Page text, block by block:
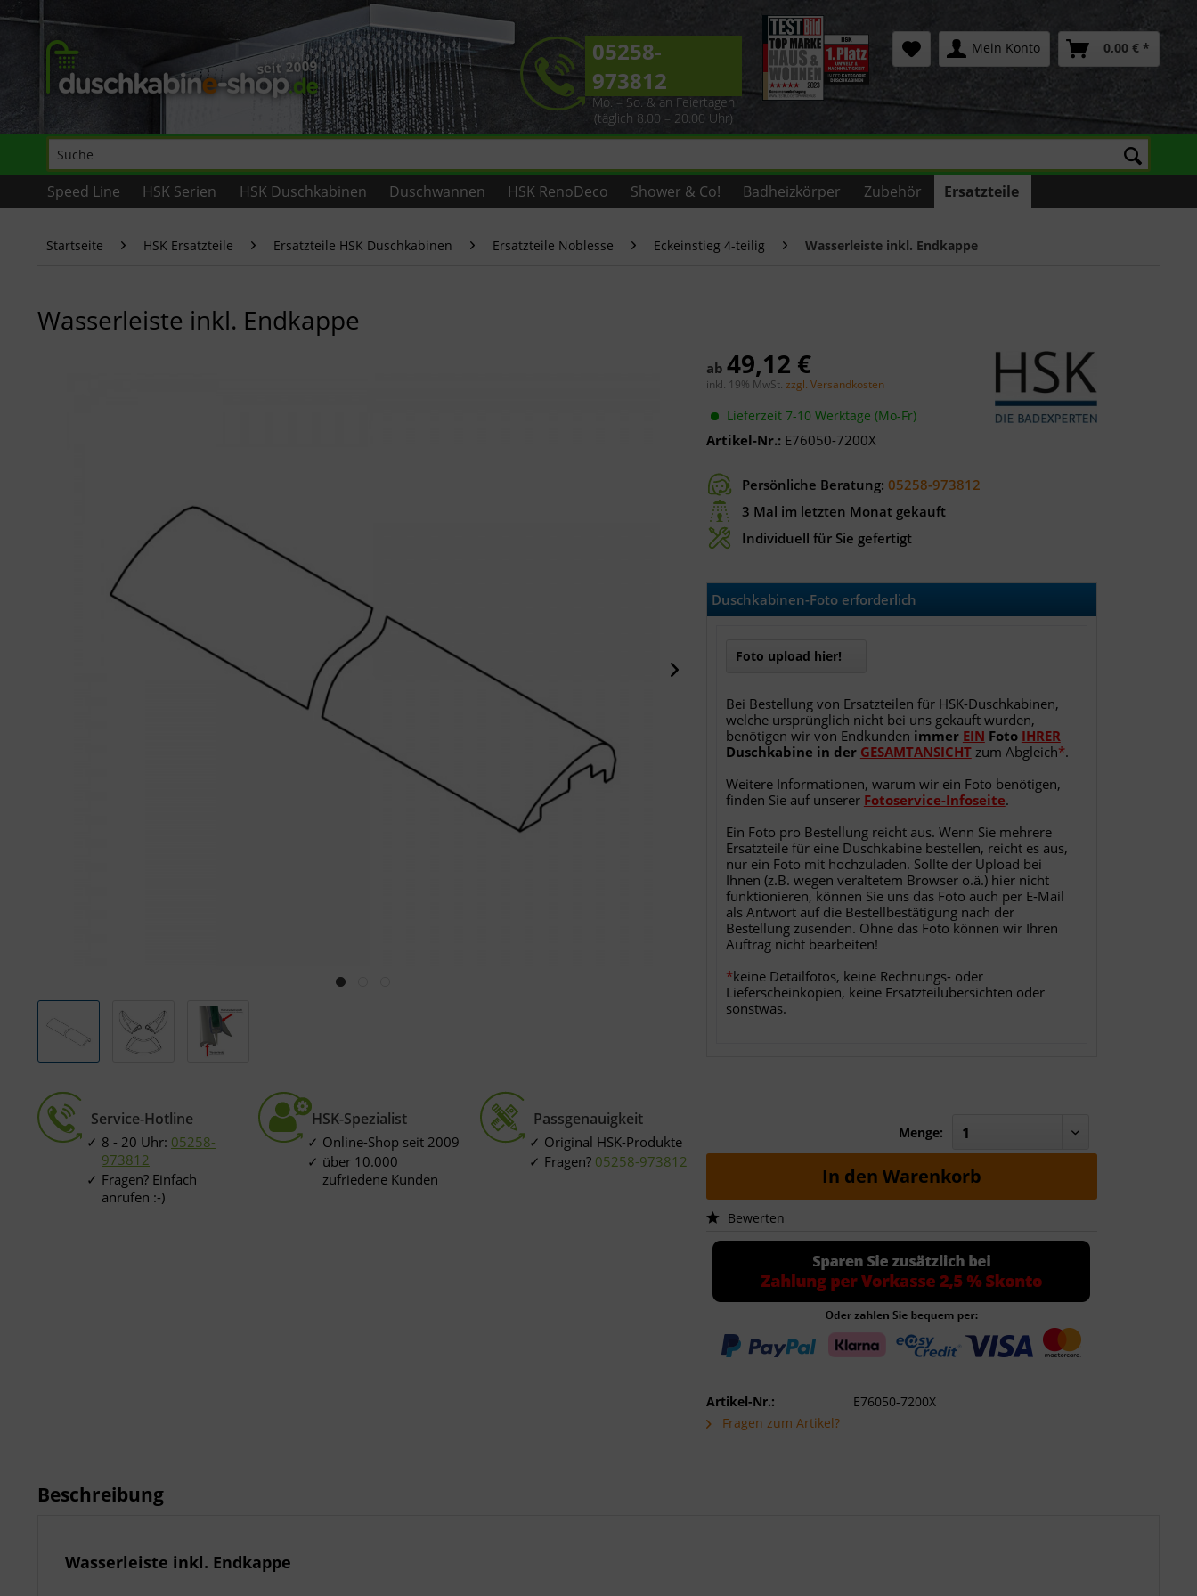
05258-
973812
Mo. – So. & an Feiertagen
(täglich 8.00 – 20.00 Uhr)
Mein Konto 0,00 € *
Speed Line HSK Serien HSK Duschkabinen Duschwannen HSK RenoDeco Shower & Co! Badheizkörper Zubehör Ersatzteile
Startseite HSK Ersatzteile Ersatzteile HSK Duschkabinen Ersatzteile Noblesse Eckeinstieg 4-teilig Wasserleiste inkl. Endkappe
Wasserleiste inkl. Endkappe
Service-Hotline
8 - 20 Uhr: 05258-
973812
Fragen? Einfach
anrufen :-)
HSK-Spezialist
Online-Shop seit 2009
über 10.000
zufriedene Kunden
Passgenauigkeit
Original HSK-Produkte
Fragen? 05258-973812
ab 49,12 €
inkl. 19% MwSt. zzgl. Versandkosten
Lieferzeit 7-10 Werktage (Mo-Fr)
Artikel-Nr.: E76050-7200X
Persönliche Beratung: 05258-973812
3 Mal im letzten Monat gekauft
Individuell für Sie gefertigt
Duschkabinen-Foto erforderlich
Foto upload hier!
Bei Bestellung von Ersatzteilen für HSK-Duschkabinen,
welche ursprünglich nicht bei uns gekauft wurden,
benötigen wir von Endkunden immer EIN Foto IHRER
Duschkabine in der GESAMTANSICHTzum Abgleich*.
Weitere Informationen, warum wir ein Foto benötigen,
finden Sie auf unserer Fotoservice-Infoseite.
Ein Foto pro Bestellung reicht aus. Wenn Sie mehrere
Ersatzteile für eine Duschkabine bestellen, reicht es aus,
nur ein Foto mit hochzuladen. Sollte der Upload bei
Ihnen (z.B. wegen veraltetem Browser o.ä.) hier nicht
funktionieren, können Sie uns das Foto auch per E-Mail
als Antwort auf die Bestellbestätigung nach der
Bestellung zusenden. Ohne das Foto können wir Ihren
Auftrag nicht bearbeiten!
*keine Detailfotos, keine Rechnungs- oder
Lieferscheinkopien, keine Ersatzteilübersichten oder
sonstwas.
Menge:
In den Warenkorb
Bewerten
Artikel-Nr.:
E76050-7200X
Fragen zum Artikel?
Beschreibung
Wasserleiste inkl. Endkappe